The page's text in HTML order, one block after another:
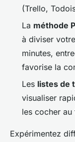
(Trello,
La méthode
à diviser
minutes,
favorise la
Les listes de
visualiser
les cocher
Expérimentez